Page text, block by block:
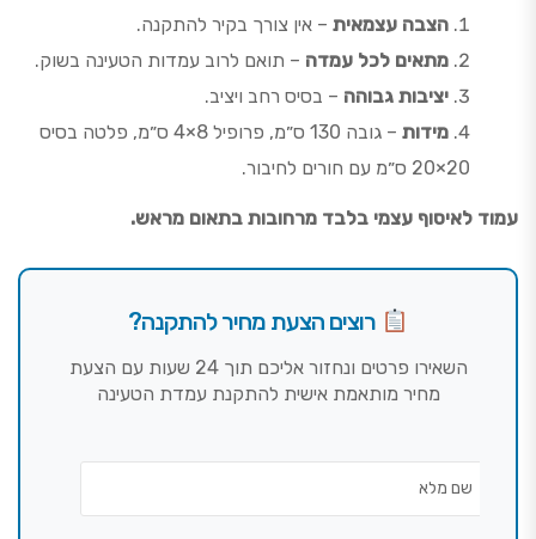
הצבה עצמאית – אין צורך בקיר להתקנה.
מתאים לכל עמדה – תואם לרוב עמדות הטעינה בשוק.
יציבות גבוהה – בסיס רחב ויציב.
מידות
– גובה 130 ס״מ, פרופיל 8×4 ס״מ, פלטה בסיס
20×20 ס״מ עם חורים לחיבור.
עמוד לאיסוף עצמי בלבד מרחובות בתאום מראש.
רוצים הצעת מחיר להתקנה?
השאירו פרטים ונחזור אליכם תוך 24 שעות עם הצעת
מחיר מותאמת אישית להתקנת עמדת הטעינה